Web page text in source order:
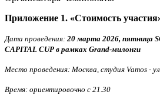
Приложение 1. «Стоимость
Дата проведения: 20 марта 2026, пятница
CAPITAL CUP в рамках Grand-милонги
Место проведения: Москва, студия Vamos -
Время: ориентировочно с 21.30